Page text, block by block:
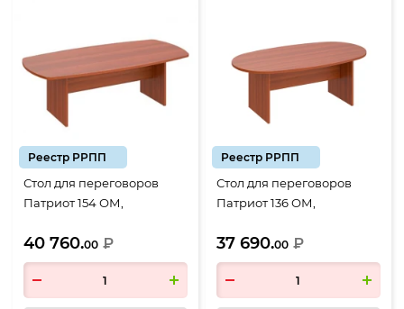
Реестр РРПП
Стол для переговоров
Патриот 154 ОМ,
орех
40 760.00 ₽
Реестр РРПП
Стол для переговоров
Патриот 136 ОМ,
орех
37 690.00 ₽